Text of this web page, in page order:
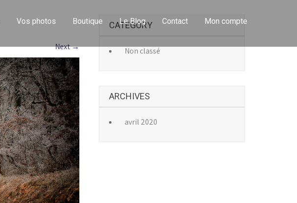
Vos photos Boutique Le Blog Contact Mon compte
Next→
CATEGORY
Non classé
ARCHIVES
avril 2020